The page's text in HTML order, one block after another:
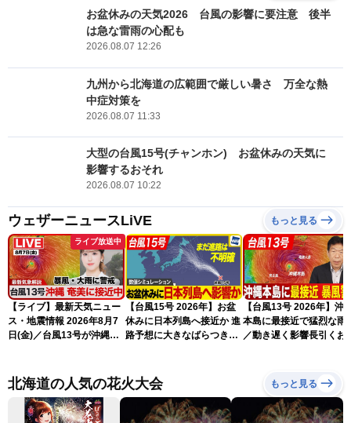
お盆休みの天気2026 台風の影響に要注意 後半
は急な雷雨の心配も
2026.08.07 12:26
九州から北海道の広範囲で厳しい暑さ 万全な熱
中症対策を
2026.08.07 11:33
大型の台風15号(チャンホン) お盆休みの天気に
影響するおそれ
2026.08.07 10:22
ウェザーニュースLiVE もっと見る
ライブ放送中
【ライブ】最新天気ニュー
ス・地震情報 2026年8月7
日(金)／台風13号が沖縄・
ュースLiVEアフタヌーン・
小林李衣奈／内藤邦裕〉
【台風15号 2026年】お盆
休みに日本列島へ接近か 進
路予想に大きなばらつき
【台風13号 2026年】沖
本島に最接近で猛烈な雨
／動き遅く影響長引くお
北海道の人気の花火大会 もっと見る